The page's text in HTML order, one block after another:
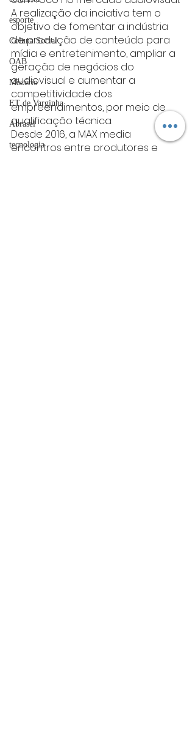
esporte
Coluna Social
OAB
Mistério
ET de Varginha
Abrasel
tecnologia
A realização da inciativa tem o
objetivo de fomentar a indústria
de produção de conteúdo para
mídia e entretenimento, ampliar a
geração de negócios do
audiovisual e aumentar a
competitividade dos
empreendimentos, por meio de
qualificação técnica.
Desde 2016, a MAX media
encontros entre produtores e